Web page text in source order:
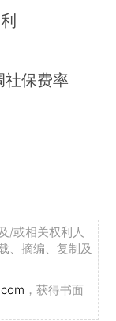
社保费率
/或相关权利人
、摘编、复制及
，获得书面